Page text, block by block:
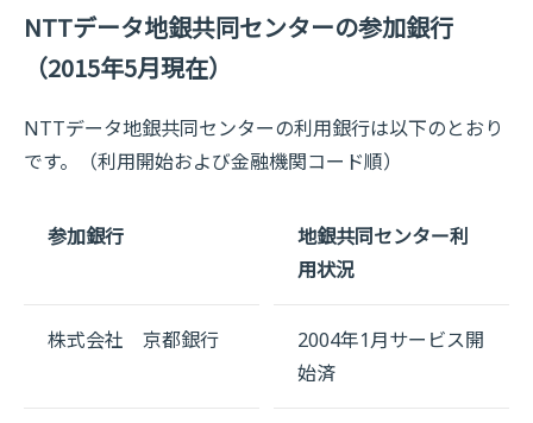
NTTデータ地銀共同センターの参加銀行
（2015年5月現在）
NTTデータ地銀共同センターの利用銀行は以下のとおり
です。（利用開始および金融機関コード順）
参加銀行
地銀共同センター利
用状況
株式会社 京都銀行
2004年1月サービス開
始済